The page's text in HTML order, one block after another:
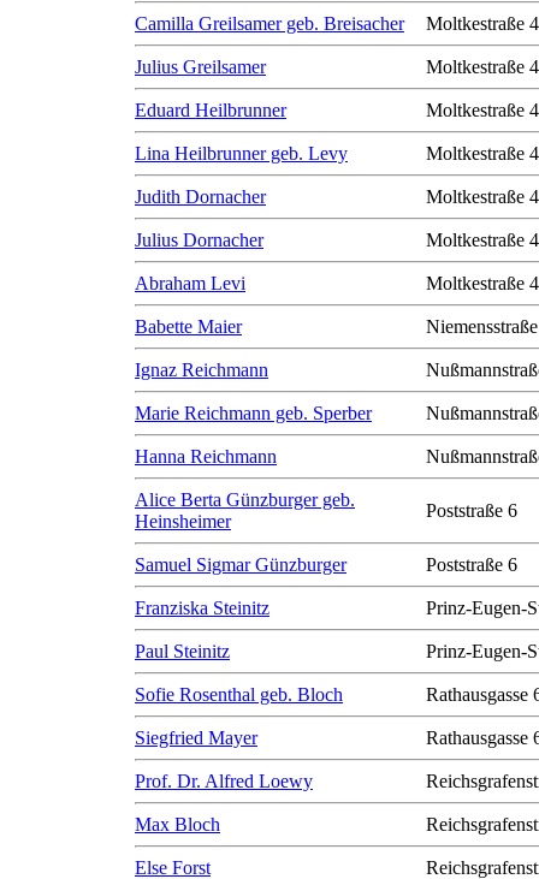
Camilla Greilsamer geb. Breisacher Moltkestraße
Julius Greilsamer Moltkestraße
Eduard Heilbrunner Moltkestraße
Lina Heilbrunner geb. Levy Moltkestraße
Judith Dornacher Moltkestraße
Julius Dornacher Moltkestraße
Abraham Levi Moltkestraße
Babette Maier
Ignaz Reichmann
Marie Reichmann geb. Sperber
Hanna Reichmann
Alice Berta Günzburger geb.
Heinsheimer
Poststraße 6
Samuel Sigmar Günzburger Poststraße 6
Franziska Steinitz Prinz-Eugen-
Paul Steinitz Prinz-Eugen-
Sofie Rosenthal geb. Bloch Rathausgasse
Siegfried Mayer Rathausgasse
Prof. Dr. Alfred Loewy
Max Bloch
Else Forst